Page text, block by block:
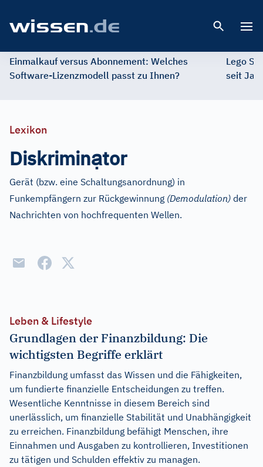
Einmalkauf versus Abonnement: Welches
Software-Lizenzmodell passt zu Ihnen?
Lego
seit
Lexikon
Diskriminạtor
Gerät (bzw. eine Schaltungsanordnung) in
Funkempfängern zur Rückgewinnung (Demodulation) der
Nachrichten von hochfrequenten Wellen.
Leben & Lifestyle
Grundlagen der Finanzbildung: Die
wichtigsten Begriffe erklärt
Finanzbildung umfasst das Wissen und die Fähigkeiten,
um fundierte finanzielle Entscheidungen zu treffen.
Wesentliche Kenntnisse in diesem Bereich sind
unerlässlich, um finanzielle Stabilität und Unabhängigkeit
zu erreichen. Finanzbildung befähigt Menschen, ihre
Einnahmen und Ausgaben zu kontrollieren, Investitionen
zu tätigen und Schulden effektiv zu managen.